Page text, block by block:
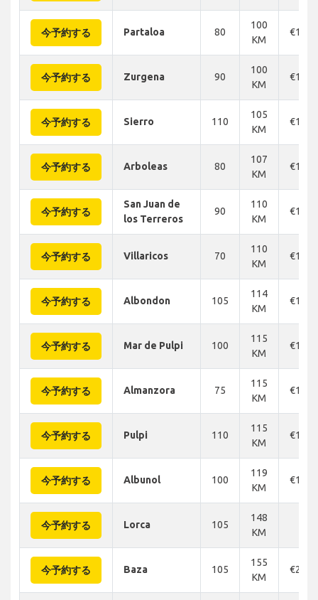
今予約する Partaloa 80
100
KM
€150
今予約する Zurgena 90
100
KM
€141
今予約する Sierro 110
105
KM
€146
今予約する Arboleas 80
107
KM
€150
今予約する
San Juan de
los Terreros
90
110
KM
€168
今予約する Villaricos 70
110
KM
€134
今予約する Albondon 105
114
KM
€168
今予約する Mar de Pulpi 100
115
KM
€168
今予約する Almanzora 75
115
KM
€165
今予約する Pulpi 110
115
KM
€168
今予約する Albunol 100
119
KM
€150
今予約する Lorca 105
148
KM
今予約する Baza 105
155
KM
€227